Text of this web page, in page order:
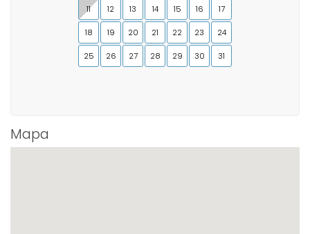
11 12 13 14 15 16 17
18 19 20 21 22 23 24
25 26 27 28 29 30 31
Mapa